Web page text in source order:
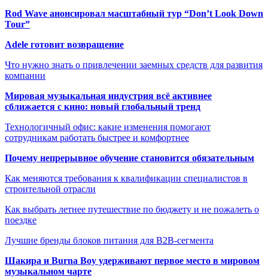
Rod Wave анонсировал масштабный тур “Don’t Look Down
Tour”
Adele готовит возвращение
Что нужно знать о привлечении заемных средств для развития
компании
Мировая музыкальная индустрия всё активнее
сближается с кино: новый глобальный тренд
Технологичный офис: какие изменения помогают
сотрудникам работать быстрее и комфортнее
Почему непрерывное обучение становится обязательным
Как меняются требования к квалификации специалистов в
строительной отрасли
Как выбрать летнее путешествие по бюджету и не пожалеть о
поездке
Лучшие бренды блоков питания для B2B-сегмента
Шакира и Burna Boy удерживают первое место в мировом
музыкальном чарте